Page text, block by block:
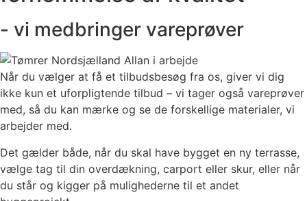
- vi medbringer vareprøver
Når du vælger at få et tilbudsbesøg fra os, giver vi dig
ikke kun et uforpligtende tilbud – vi tager også vareprøver
med, så du kan mærke og se de forskellige materialer, vi
arbejder med.
Det gælder både, når du skal have bygget en ny terrasse,
vælge tag til din overdækning, carport eller skur, eller når
du står og kigger på mulighederne til et andet